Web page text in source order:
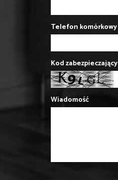
Telefon komórkowy
Kod zabezpieczający
Wiadomość